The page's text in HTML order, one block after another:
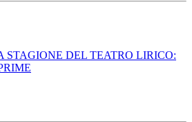
DEL TEATRO LIRICO: